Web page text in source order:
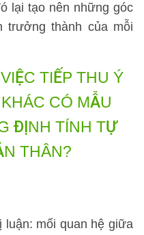
lại tạo nên những góc
trưởng thành của mỗi
TIẾP THU Ý
CÓ MẪU
ĐỊNH TÍNH TỰ
THÂN?
luận: mối quan hệ giữa